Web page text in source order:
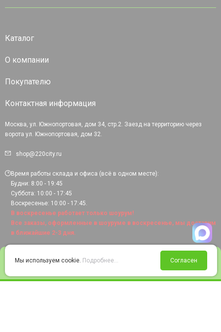
Войти Избранное Корзина
Каталог
О компании
Покупателю
Контактная информация
Москва, ул. Южнопортовая, дом 34, стр.2. Заезд на территорию через
ворота ул. Южнопортовая, дом 32.
shop@220city.ru
Время работы склада и офиса (всё в одном месте):
Будни: 8:00 - 19:45
Суббота: 10:00 - 17:45
Воскресенье: 10:00 - 17:45.
В воскресенье работает только шоурум!
Все заказы, оформленные в шоуруме в воскресенье, мы доставим
в ближайшие 2-3 дня.
Мы используем cookie. Подробнее... Согласен